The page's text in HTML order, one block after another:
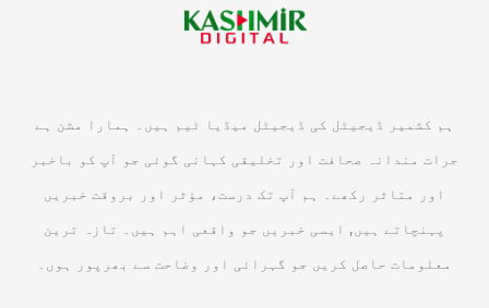
ہم کشمیر ڈیجیٹل کی ڈیجیٹل میڈیا ٹیم ہیں۔ ہمارا مشن ہے
جرات مندانہ صحافت اور تخلیقی کہانی گوئی جو آپ کو باخبر
اور متاثر رکھے۔ ہم آپ تک درست، مؤثر اور بروقت خبریں
پہنچاتے ہیں, ایسی خبریں جو واقعی اہم ہیں۔ تازہ ترین
معلومات حاصل کریں جو گہرائی اور وضاحت سے بھرپور ہوں۔